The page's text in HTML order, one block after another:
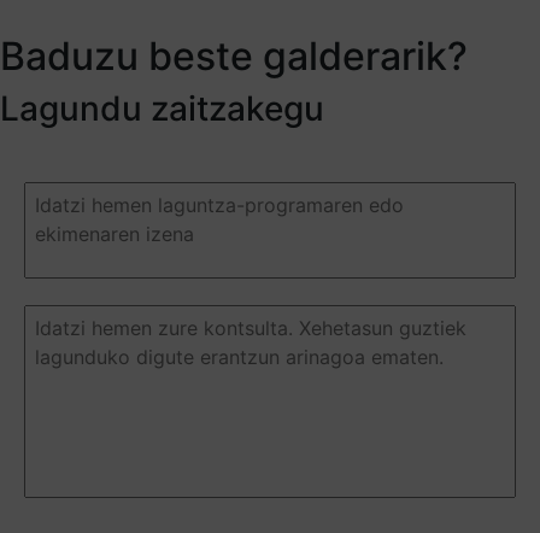
Baduzu beste galderarik?
Lagundu zaitzakegu
Duda
pregunta (Required)
Duda
pregunta (Required)